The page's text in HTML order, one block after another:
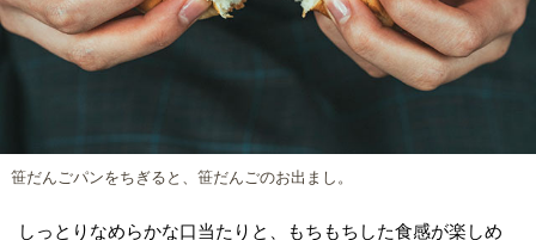
笹だんごパンをちぎると、笹だんごのお出まし。
しっとりなめらかな口当たりと、もちもちした食感が楽しめ